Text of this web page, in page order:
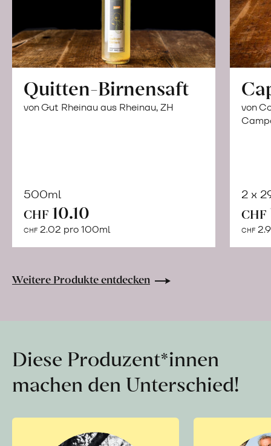
Quitten-Birnensaft
von Gut Rheinau aus Rheinau, ZH
500ml
CHF 10.10
CHF 2.02 pro 100ml
Warenkorb
von
2 x
CHF
CHF
Weitere Produkte entdecken
Diese Produzent*innen
machen den Unterschied!